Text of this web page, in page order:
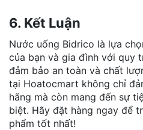
6. Kết Luận
Nước uống Bidrico là lựa
của bạn và gia đình với quy
đảm bảo an toàn và chất
tại Hoatocmart không chỉ
hãng mà còn mang đến sự
biệt. Hãy đặt hàng ngay để
phẩm tốt nhất!